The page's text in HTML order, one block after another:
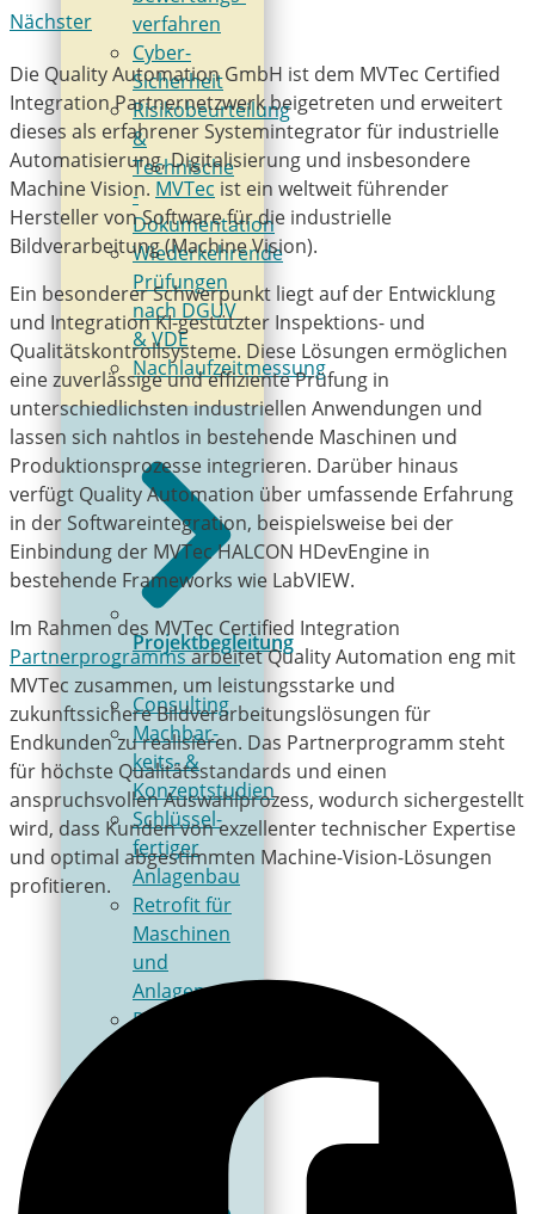
verfahren
Cyber-
Sicherheit
Risikobeurteilung
&
Technische
­
Dokumentation
Wiederkehrende
­Prüfungen
nach DGUV
& VDE
Nachlaufzeitmessung
Projektbegleitung
Consulting
Mach­bar­
keits- &
Konzeptstudien
Schlüs­sel­
fer­ti­ger
Anlagenbau
Retrofit für
Maschinen
und
Anlagen
Pro­jekt­ab­
Nächster
Die Quality Automation GmbH ist dem MVTec Certified
Integration Partnernetzwerk beigetreten und erweitert
dieses als erfahrener Systemintegrator für industrielle
Automatisierung, Digitalisierung und insbesondere
Machine Vision. MVTec ist ein weltweit führender
Hersteller von Software für die industrielle
Bildverarbeitung (Machine Vision).
Ein besonderer Schwerpunkt liegt auf der Entwicklung
und Integration KI-gestützter Inspektions- und
Qualitätskontrollsysteme. Diese Lösungen ermöglichen
eine zuverlässige und effiziente Prüfung in
unterschiedlichsten industriellen Anwendungen und
lassen sich nahtlos in bestehende Maschinen und
Produktionsprozesse integrieren. Darüber hinaus
verfügt Quality Automation über umfassende Erfahrung
in der Softwareintegration, beispielsweise bei der
Einbindung der MVTec HALCON HDevEngine in
bestehende Frameworks wie LabVIEW.
Im Rahmen des MVTec Certified Integration
Partnerprogrammsarbeitet Quality Automation eng mit
MVTec zusammen, um leistungsstarke und
zukunftssichere Bildverarbeitungslösungen für
Endkunden zu realisieren. Das Partnerprogramm steht
für höchste Qualitätsstandards und einen
anspruchsvollen Auswahlprozess, wodurch sichergestellt
wird, dass Kunden von exzellenter technischer Expertise
und optimal abgestimmten Machine-Vision-Lösungen
profitieren.